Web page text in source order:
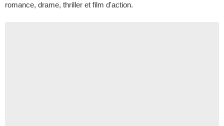
romance, drame, thriller et film d'action.